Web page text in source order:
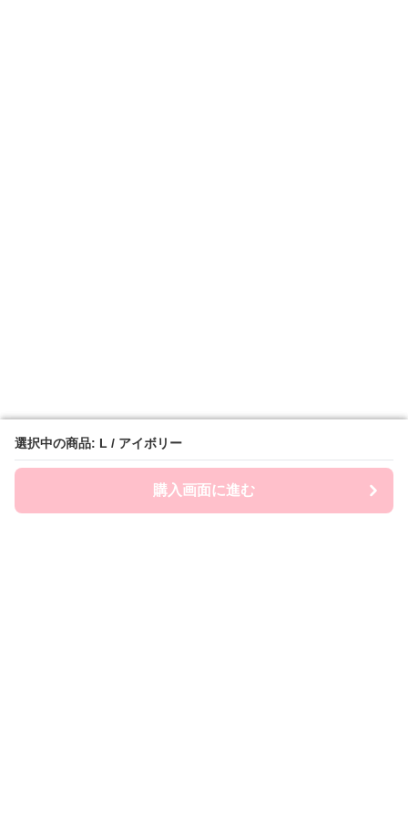
選択中の商品: L / アイボリー
購入画面に進む
選択中の商品: L / アイボリー
購入画面に進む